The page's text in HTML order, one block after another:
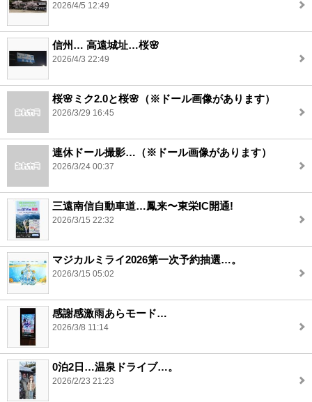
2026/4/5 12:49
信州… 高遠城址…桜🌸
2026/4/3 22:49
桜🌸ミク2.0と桜🌸（※ドール画像があります）
2026/3/29 16:45
連休ドール撮影…（※ドール画像があります）
2026/3/24 00:37
三遠南信自動車道…鳳来〜東栄IC開通!
2026/3/15 22:32
マジカルミライ2026第一次予約抽選…。
2026/3/15 05:02
感謝感激雨あらモード…
2026/3/8 11:14
0泊2日…温泉ドライブ…。
2026/2/23 21:23